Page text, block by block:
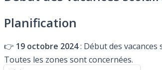
Planification
👉 19 octobre 2024: Début des vacances
Toutes les zones sont concernées.